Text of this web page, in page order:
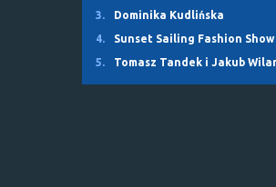
3.
Dominika Kudlińska
4.
Sunset Sailing Fashion Show
5.
Tomasz Tandek i Jakub